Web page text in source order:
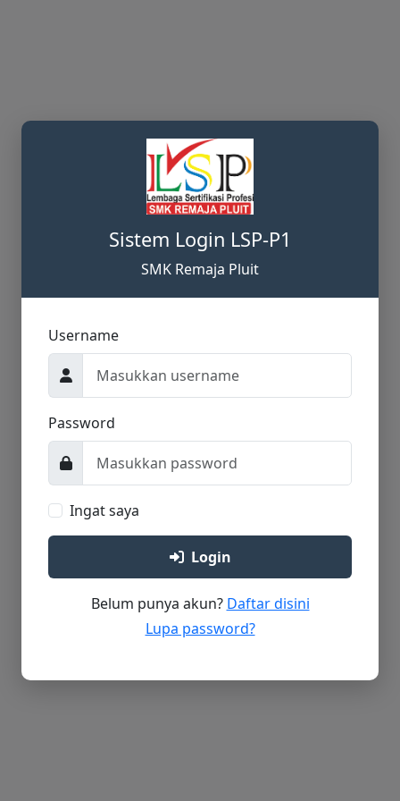
Sistem Login LSP-P1
SMK Remaja Pluit
Username
Password
Ingat saya
Login
Belum punya akun? Daftar disini
Lupa password?